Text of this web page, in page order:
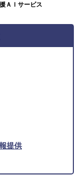
ＡＩサービス
提供